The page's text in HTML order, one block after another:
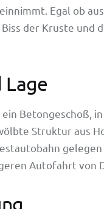
Egal ob
der Kruste und
Lage
Betongeschoß,
Struktur aus
Autofahrt von